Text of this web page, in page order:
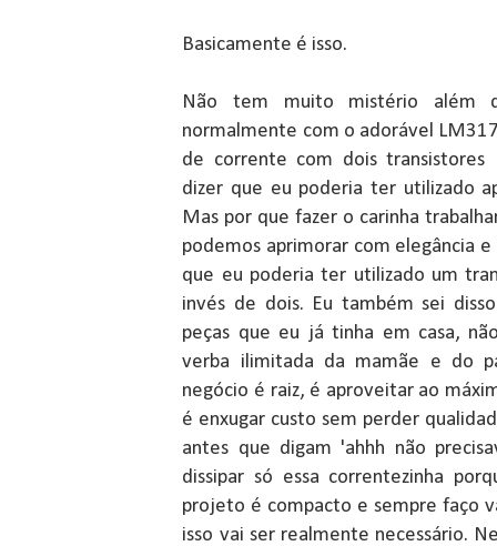
Basicamente é isso.
Não tem muito mistério além
normalmente com o adorável
de corrente com dois transistores
dizer que eu poderia ter utilizado
Mas por que fazer o carinha
podemos aprimorar com elegância
que eu poderia ter utilizado um
invés de dois. Eu também sei
peças que eu já tinha em casa,
verba ilimitada da mamãe e do
negócio é raiz, é aproveitar ao
é enxugar custo sem perder
antes que digam 'ahhh não
dissipar só essa correntezinha
projeto é compacto e sempre faço
isso vai ser realmente necessário.